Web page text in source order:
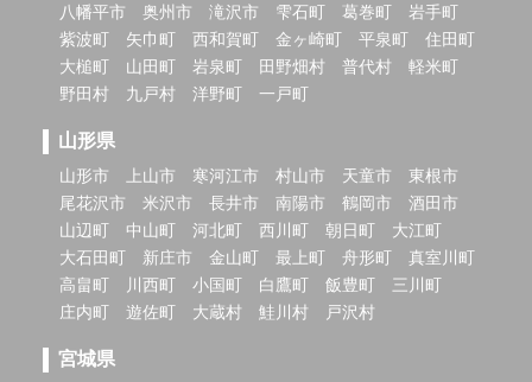
八幡平市
奥州市 滝沢市 雫石町 葛巻町
岩手町
紫波町
矢巾町 西和賀町 金ヶ崎町 平泉町
住田町
大槌町
山田町 岩泉町 田野畑村 普代村
軽米町
野田村
九戸村 洋野町 一戸町
山形県
山形市 上山市 寒河江市 村山市 天童市
東根市
尾花沢市
米沢市 長井市 南陽市 鶴岡市
酒田市
山辺町
中山町 河北町 西川町 朝日町
大江町
大石田町
新庄市 金山町 最上町 舟形町
真室川町
高畠町
川西町 小国町 白鷹町 飯豊町
三川町
庄内町
遊佐町 大蔵村 鮭川村 戸沢村
宮城県